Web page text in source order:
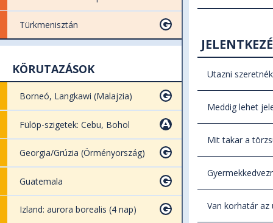
Türkmenisztán
KÖRUTAZÁSOK
Borneó, Langkawi (Malajzia)
Fülöp-szigetek: Cebu, Bohol
Georgia/Grúzia (Örményország)
Guatemala
Izland: aurora borealis (4 nap)
utasokat.
Utazni
legkésőbb
A
Meddig lehet
Útjainknál
sem
Ha nincs a
minél előbb
Mit takar a
Törzsutas
már 10% a
Minden 14
utak saját
Van korhatár az